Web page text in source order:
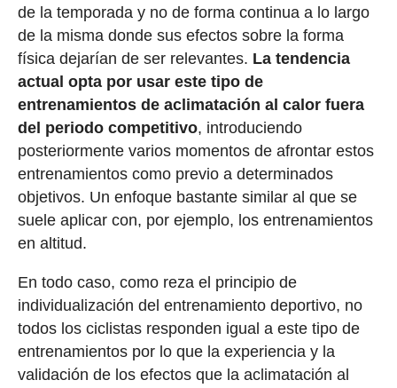
de la temporada y no de forma continua a lo largo
de la misma donde sus efectos sobre la forma
física dejarían de ser relevantes. La tendencia
actual opta por usar este tipo de
entrenamientos de aclimatación al calor fuera
del periodo competitivo, introduciendo
posteriormente varios momentos de afrontar estos
entrenamientos como previo a determinados
objetivos. Un enfoque bastante similar al que se
suele aplicar con, por ejemplo, los entrenamientos
en altitud.
En todo caso, como reza el principio de
individualización del entrenamiento deportivo, no
todos los ciclistas responden igual a este tipo de
entrenamientos por lo que la experiencia y la
validación de los efectos que la aclimatación al